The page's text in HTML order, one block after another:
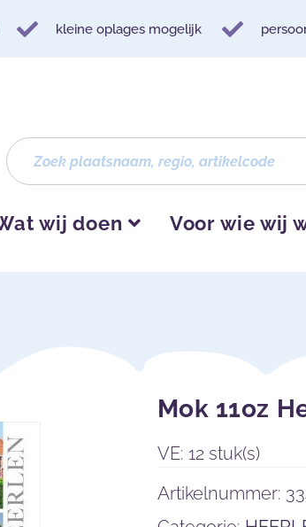
kleine oplages mogelijk
wij doen Voor wie wij
Mok 11oz
VE: 12 stuk(s)
Artikelnummer: